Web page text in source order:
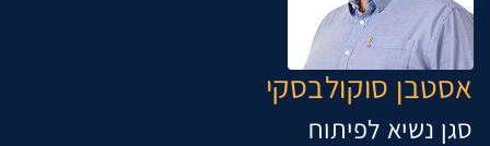
אסטבן סוקולבסקי
סגן נשיא לפיתוח